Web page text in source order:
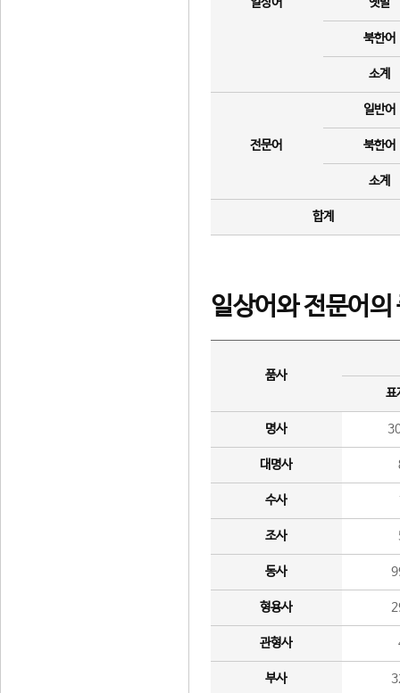
북한어
소계
전문어
일반어
북한어
소계
합계
일상어와 전문어의
품사
표
명사
대명사
수사
조사
동사
형용사
관형사
부사